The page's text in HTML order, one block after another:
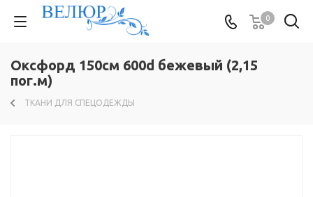
0
Оксфорд 150см 600d бежевый (2,15
пог.м)
ТКАНИ ДЛЯ СПЕЦОДЕЖДЫ